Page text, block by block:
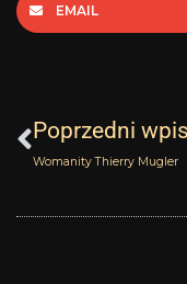
EMAIL
Poprzedni wpis
Womanity Thierry Mugler